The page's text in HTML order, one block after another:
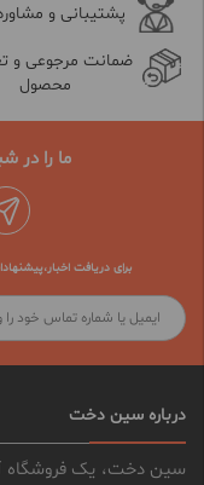
پشتیبانی و
ضمانت مرجوعی و
محصول
ما را در
برای دریافت
درباره سین دخت
سین دخت، یک فروشگاه